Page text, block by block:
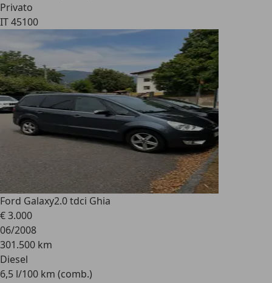
Privato
IT 45100
Ford Galaxy2.0 tdci Ghia
€ 3.000
06/2008
301.500 km
Diesel
6,5 l/100 km (comb.)